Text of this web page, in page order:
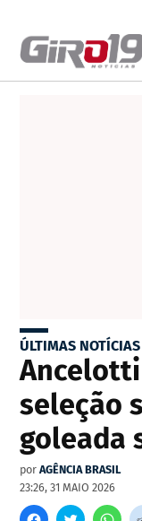
ÚLTIMAS NOTÍCIAS
seleção
goleada
por AGÊNCIA BRASIL
23:26, 31 MAIO 2026